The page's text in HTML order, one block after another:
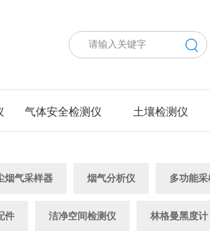
气体安全检测仪 土壤检测仪
烟气采样器 烟气分析仪 多功能采
件 洁净空间检测仪 林格曼黑度计